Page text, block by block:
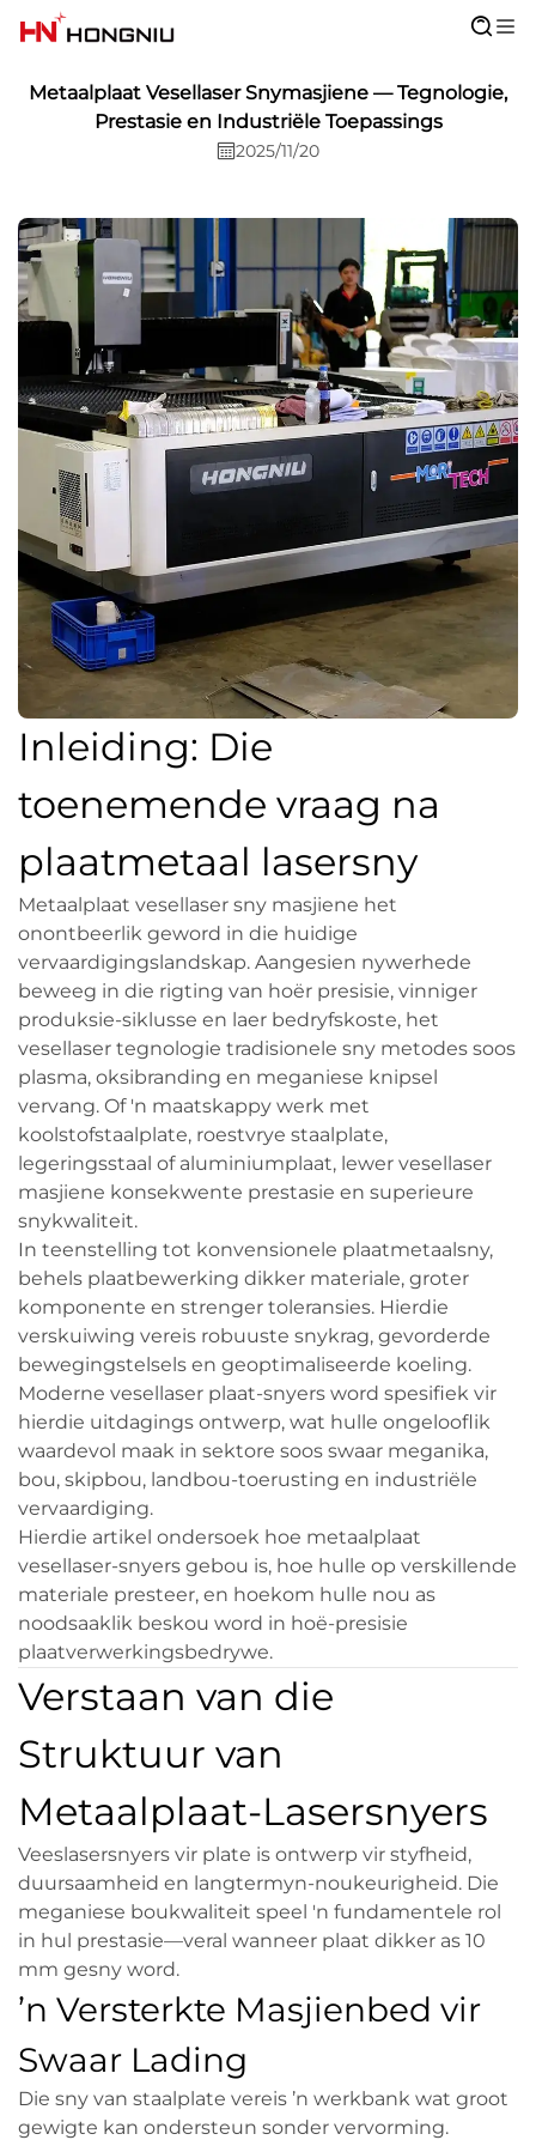
Metaalplaat Vesellaser Snymasjiene — Tegnologie,
Prestasie en Industriële Toepassings
2025/11/20
Inleiding: Die
toenemende vraag na
plaatmetaal lasersny
Metaalplaat vesellaser sny masjiene het
onontbeerlik geword in die huidige
vervaardigingslandskap. Aangesien nywerhede
beweeg in die rigting van hoër presisie, vinniger
produksie-siklusse en laer bedryfskoste, het
vesellaser tegnologie tradisionele sny metodes soos
plasma, oksibranding en meganiese knipsel
vervang. Of 'n maatskappy werk met
koolstofstaalplate, roestvrye staalplate,
legeringsstaal of aluminiumplaat, lewer vesellaser
masjiene konsekwente prestasie en superieure
snykwaliteit.
In teenstelling tot konvensionele plaatmetaalsny,
behels plaatbewerking dikker materiale, groter
komponente en strenger toleransies. Hierdie
verskuiwing vereis robuuste snykrag, gevorderde
bewegingstelsels en geoptimaliseerde koeling.
Moderne vesellaser plaat-snyers word spesifiek vir
hierdie uitdagings ontwerp, wat hulle ongelooflik
waardevol maak in sektore soos swaar meganika,
bou, skipbou, landbou-toerusting en industriële
vervaardiging.
Hierdie artikel ondersoek hoe metaalplaat
vesellaser-snyers gebou is, hoe hulle op verskillende
materiale presteer, en hoekom hulle nou as
noodsaaklik beskou word in hoë-presisie
plaatverwerkingsbedrywe.
Verstaan van die
Struktuur van
Metaalplaat-Lasersnyers
Veeslasersnyers vir plate is ontwerp vir styfheid,
duursaamheid en langtermyn-noukeurigheid. Die
meganiese boukwaliteit speel 'n fundamentele rol
in hul prestasie—veral wanneer plaat dikker as 10
mm gesny word.
’n Versterkte Masjienbed vir
Swaar Lading
Die sny van staalplate vereis ’n werkbank wat groot
gewigte kan ondersteun sonder vervorming.